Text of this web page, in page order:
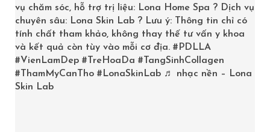
vụ chăm sóc, hỗ trợ trị liệu: Lona Home Spa ? Dịch vụ
chuyên sâu: Lona Skin Lab ? Lưu ý: Thông tin chỉ có
tính chất tham khảo, không thay thế tư vấn y khoa
và kết quả còn tùy vào mỗi cơ địa. #PDLLA
#VienLamDep #TreHoaDa #TangSinhCollagen
#ThamMyCanTho #LonaSkinLab ♬ nhạc nền – Lona
Skin Lab